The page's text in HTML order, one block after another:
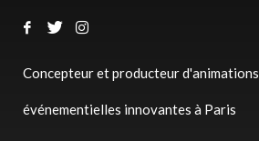
Concepteur et producteur d'animations
événementielles innovantes à Paris